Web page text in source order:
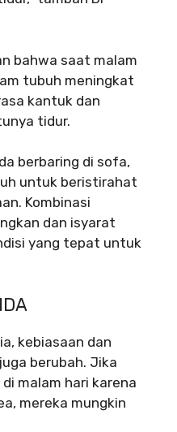
bahwa saat malam
tubuh meningkat
kantuk dan
tidur.
berbaring di sofa,
untuk beristirahat
Kombinasi
dan isyarat
yang tepat untuk
kebiasaan dan
berubah. Jika
malam hari karena
mereka mungkin